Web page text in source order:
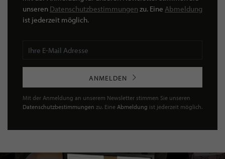
unseren Datenschutzbestimmungen zu. Eine Abmeldung
ist jederzeit möglich.
ANMELDEN
Mit der Anmeldung an unserem Newsletter stimmen Sie unseren
Datenschutzbestimmungen zu. Eine Abmeldung ist jederzeit möglich.